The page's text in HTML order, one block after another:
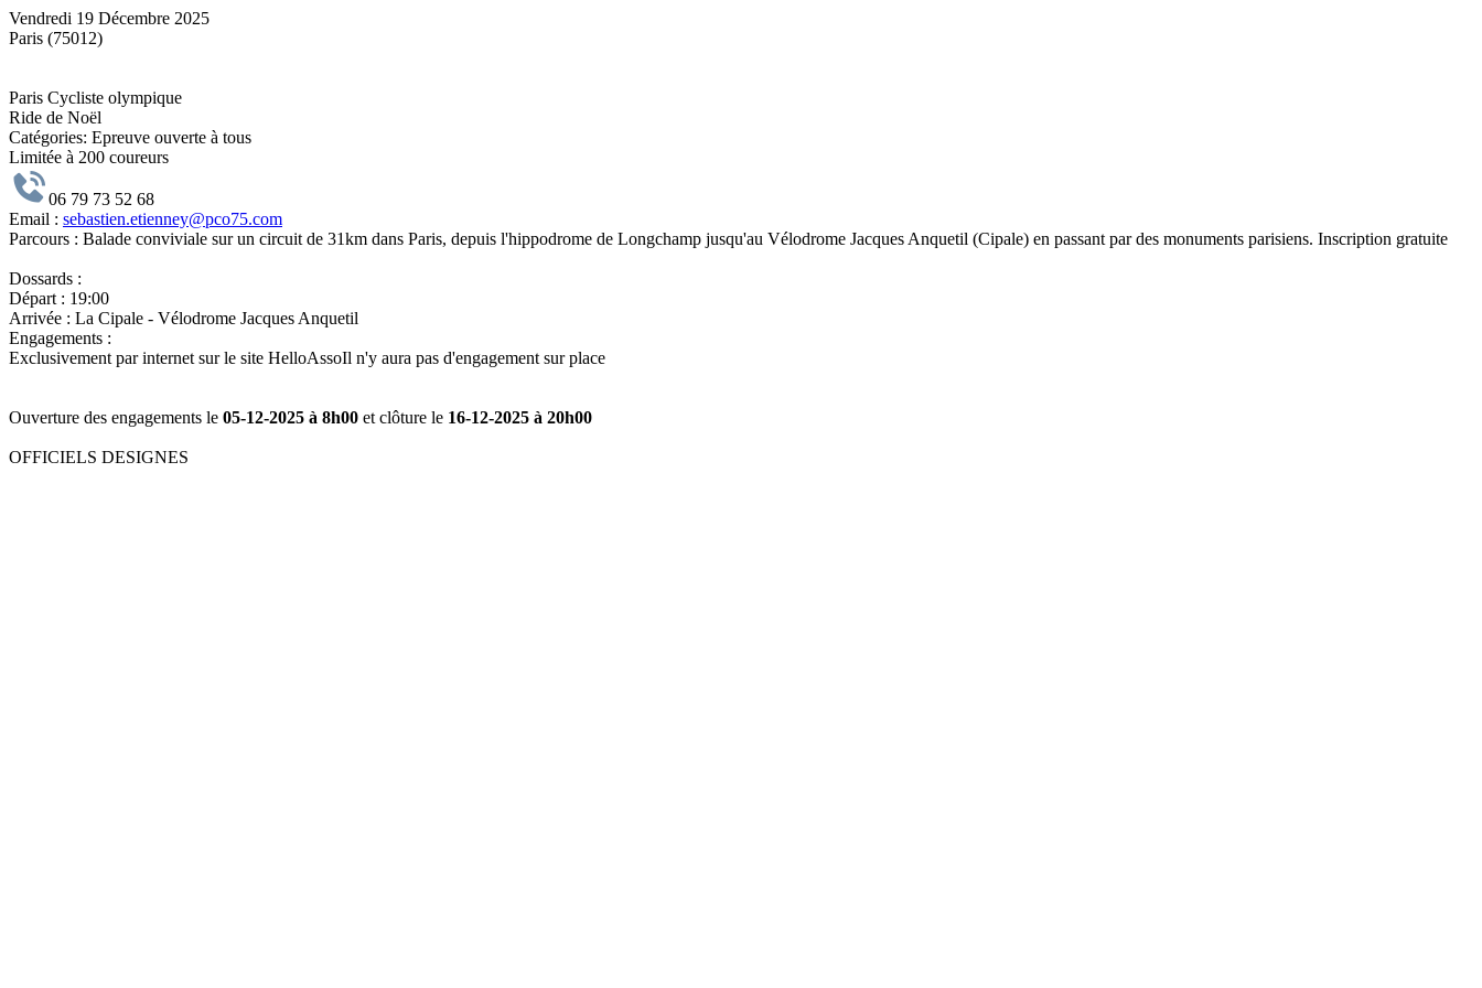
Vendredi 19 Décembre 2025
Paris (75012)
Paris Cycliste olympique
Ride de Noël
Catégories: Epreuve ouverte à tous
Limitée à 200 coureurs
06 79 73 52 68
Email : sebastien.etienney@pco75.com
Parcours : Balade conviviale sur un circuit de 31km dans Paris, depuis l'hippodrome de Longchamp jusqu'au Vélodrome Jacques Anquetil (Cipale) en passant par des monuments parisiens. Inscription gratuite
Dossards :
Départ : 19:00
Arrivée : La Cipale - Vélodrome Jacques Anquetil
Engagements :
Exclusivement par internet sur le site HelloAssoIl n'y aura pas d'engagement sur place
Ouverture des engagements le 05-12-2025 à 8h00 et clôture le 16-12-2025 à 20h00
OFFICIELS DESIGNES